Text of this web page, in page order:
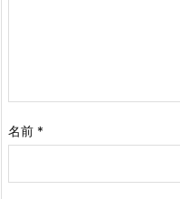
名前 *